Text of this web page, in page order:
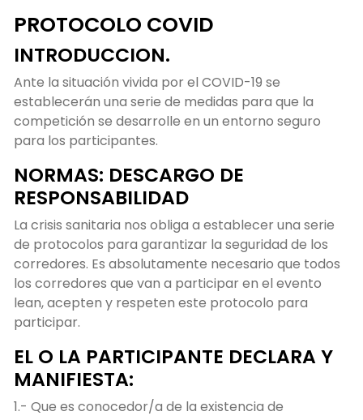
PROTOCOLO COVID
INTRODUCCION.
Ante la situación vivida por el COVID-19 se
establecerán una serie de medidas para que la
competición se desarrolle en un entorno seguro
para los participantes.
NORMAS: DESCARGO DE
RESPONSABILIDAD
La crisis sanitaria nos obliga a establecer una serie
de protocolos para garantizar la seguridad de los
corredores. Es absolutamente necesario que todos
los corredores que van a participar en el evento
lean, acepten y respeten este protocolo para
participar.
EL O LA PARTICIPANTE DECLARA Y
MANIFIESTA:
1.- Que es conocedor/a de la existencia de